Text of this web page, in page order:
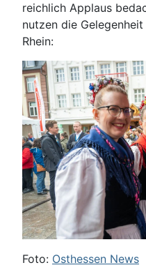
reichlich Applaus
nutzen die
Rhein:
Foto: Osthessen News